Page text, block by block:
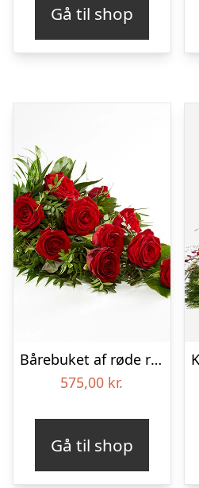
Gå til shop
Bårebuket af røde roser – Blomster til begravelse
575,00 kr.
Gå til shop